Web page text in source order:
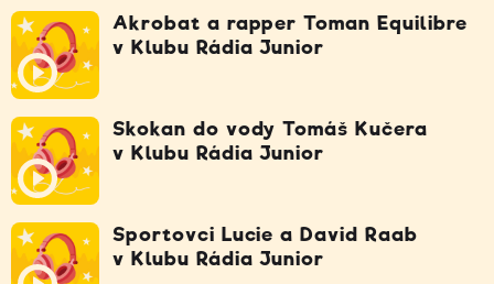
Akrobat a rapper Toman Equilibre
v Klubu Rádia Junior
Skokan do vody Tomáš Kučera
v Klubu Rádia Junior
Sportovci Lucie a David Raab
v Klubu Rádia Junior